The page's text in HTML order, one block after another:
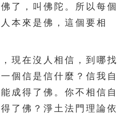
了，叫佛陀。所以每個
本來是佛，這個要相
在沒人相信，到哪找
個信是信什麼？信我自
成得了佛。你不相信自
了佛？淨土法門理論依